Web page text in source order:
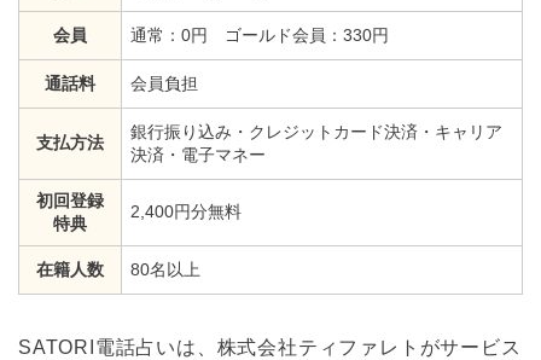
会員 通常：0円 ゴールド会員：330円
通話料 会員負担
支払方法
銀行振り込み・クレジットカード決済・キャリア
決済・電子マネー
初回登録
特典
2,400円分無料
在籍人数 80名以上
SATORI電話占いは、株式会社ティファレトがサービス